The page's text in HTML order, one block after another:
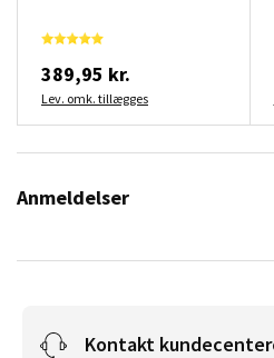
389,95 kr.
Lev. omk. tillægges
Anmeldelser
Kontakt